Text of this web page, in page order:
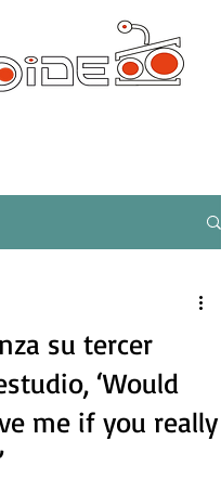
su tercer
‘Would
me if you really